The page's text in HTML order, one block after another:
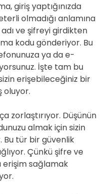
giriş yaptığınızda
olmadığı anlamına
ve şifreyi girdikten
kodu gönderiyor. Bu
ya da e-
İşte tam bu
erişebileceğiniz bir
oluyor.
zorlaştırıyor. Düşünün
almak için sizin
Bu tür bir güvenlik
Çünkü şifre ve
erişim sağlamak